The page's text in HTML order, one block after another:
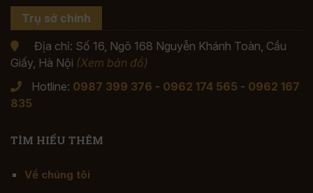
Trụ sở chính
Địa chỉ: Số 16, Ngõ 168 Nguyễn Khánh Toàn, Cầu
Giấy, Hà Nội (Xem bản đồ)
Hotline: 0987 399 376 - 0962 174 565 - 0962 167
835
TÌM HIỂU THÊM
Về chúng tôi